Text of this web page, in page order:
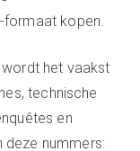
formaat kopen.
wordt het vaakst
technische
en
deze nummers: